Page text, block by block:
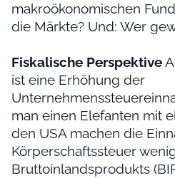
makroökonomischen
die Märkte? Und: Wer
Fiskalische Perspektive
ist eine Erhöhung der
man einen Elefanten mit
den USA machen die
Körperschaftssteuer
Bruttoinlandsprodukts